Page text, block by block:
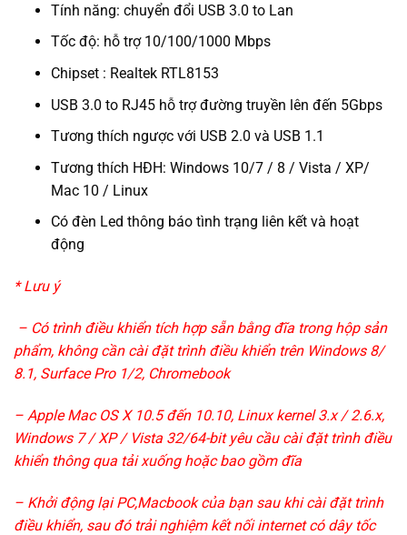
Tính năng: chuyển đổi USB 3.0 to Lan
Tốc độ: hỗ trợ 10/100/1000 Mbps
Chipset : Realtek RTL8153
USB 3.0 to RJ45 hỗ trợ đường truyền lên đến 5Gbps
Tương thích ngược với USB 2.0 và USB 1.1
Tương thích HĐH: Windows 10/7 / 8 / Vista / XP/
Mac 10 / Linux
Có đèn Led thông báo tình trạng liên kết và hoạt
động
* Lưu ý
– Có trình điều khiển tích hợp sẵn bằng đĩa trong hộp sản
phẩm, không cần cài đặt trình điều khiển trên Windows 8/
8.1, Surface Pro 1/2, Chromebook
– Apple Mac OS X 10.5 đến 10.10, Linux kernel 3.x / 2.6.x,
Windows 7 / XP / Vista 32/64-bit yêu cầu cài đặt trình điều
khiển thông qua tải xuống hoặc bao gồm đĩa
– Khởi động lại PC,Macbook của bạn sau khi cài đặt trình
điều khiển, sau đó trải nghiệm kết nối internet có dây tốc